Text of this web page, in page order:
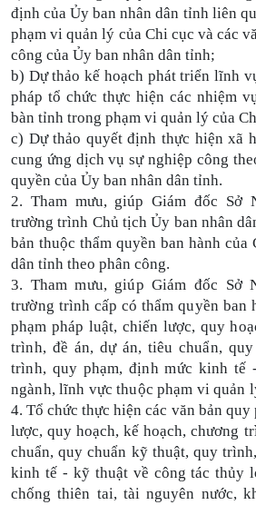
định của Ủy ban nhân dân tỉnh liên
phạm vi quản lý của Chi cục và các
công của Ủy ban nhân dân tỉnh;
b) Dự thảo kế hoạch phát triển lĩnh
pháp tổ chức thực hiện các nhiệm
bàn tỉnh trong phạm vi quản lý của
c) Dự thảo quyết định thực hiện xã
cung ứng dịch vụ sự nghiệp công
quyền của Ủy ban nhân dân tỉnh.
2. Tham mưu, giúp Giám đốc Sở
trường trình Chủ tịch Ủy ban nhân
bản thuộc thẩm quyền ban hành của
dân tỉnh theo phân công.
3. Tham mưu, giúp Giám đốc Sở
trường trình cấp có thẩm quyền ban
phạm pháp luật, chiến lược, quy
trình, đề án, dự án, tiêu chuẩn,
trình, quy phạm, định mức kinh tế
ngành, lĩnh vực thuộc phạm vi quản
4. Tổ chức thực hiện các văn bản quy
lược, quy hoạch, kế hoạch, chương
chuẩn, quy chuẩn kỹ thuật, quy
kinh tế - kỹ thuật về công tác thủy
chống thiên tai, tài nguyên nước,